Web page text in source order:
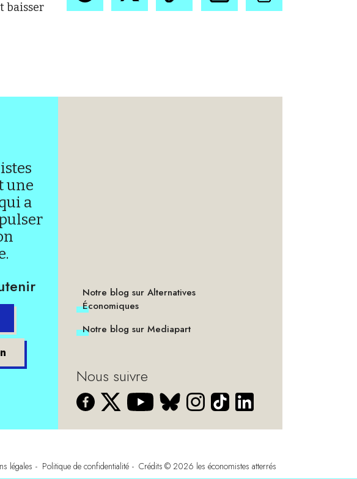
baisser
une
a
Notre blog sur Alternatives
Économiques
Notre blog sur Mediapart
Nous suivre
légales Politique de confidentialité Crédits © 2026 les économistes atterrés